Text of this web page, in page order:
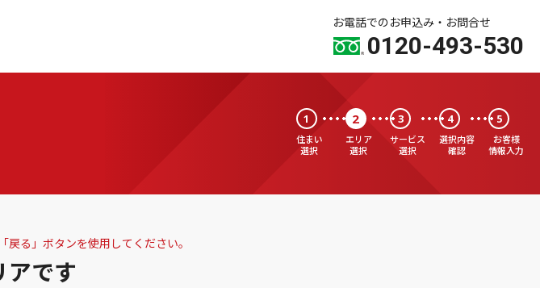
お電話でのお申込み・お問合せ
0120-493-530
1
住まい
選択
2
エリア
選択
3
サービス
選択
4
選択内容
確認
5
お客様
情報入力
る」ボタンを使用してください。
アです